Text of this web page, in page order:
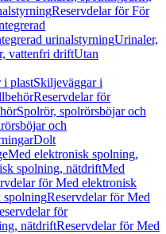
Reservdelar för För
urinalstyrningUrinaler,
vattenfri driftUtan
i plastSkiljeväggar i
Reservdelar för
Spolrör, spolrörsböjar och
och
Dolt
Med elektronisk spolning,
spolning, nätdriftMed
för Med elektronisk
spolningReservdelar för Med
för
nätdriftReservdelar för Med